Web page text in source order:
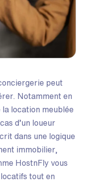
peut
Notamment en
la location meublée
d’un loueur
dans une logique
immobilier,
HostnFly vous
tout en